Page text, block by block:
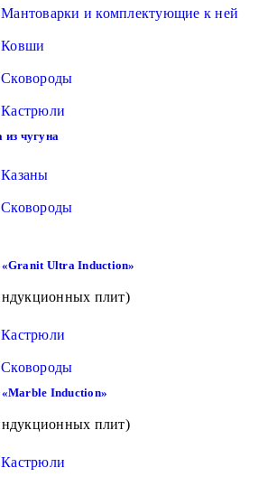
Мантоварки и комплектующие к ней
Ковши
Сковороды
Кастрюли
из чугуна
Казаны
Сковороды
Ultra Induction»
плит)
Кастрюли
Сковороды
Induction»
плит)
Кастрюли